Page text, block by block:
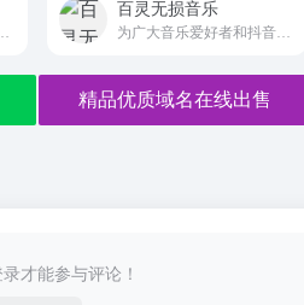
乐下载
百灵无损音乐
为广大音乐爱好者和抖音创作者提供免费音乐素材交流分享的平台。
精品优质域名在线出售
才能参与评论！